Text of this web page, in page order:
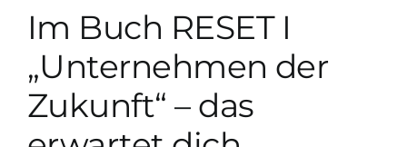
Im Buch RESET I
„Unternehmen der
Zukunft“ – das